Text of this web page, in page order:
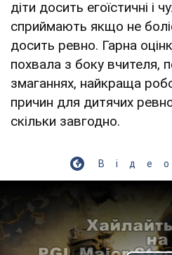
діти досить егоїстичні і
сприймають якщо не
досить ревно. Гарна
похвала з боку вчителя,
змаганнях, найкраща
причин для дитячих
скільки завгодно.